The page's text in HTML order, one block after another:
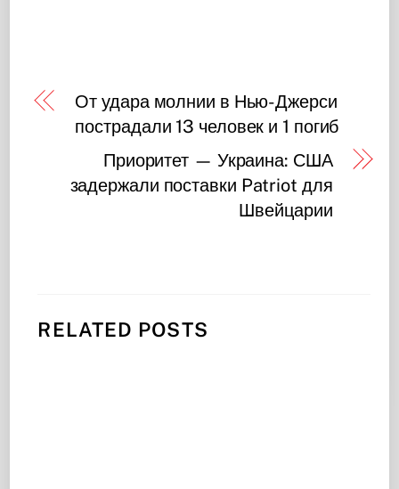
От удара молнии в Нью-Джерси
пострадали 13 человек и 1 погиб
Приоритет — Украина: США
задержали поставки Patriot для
Швейцарии
RELATED POSTS